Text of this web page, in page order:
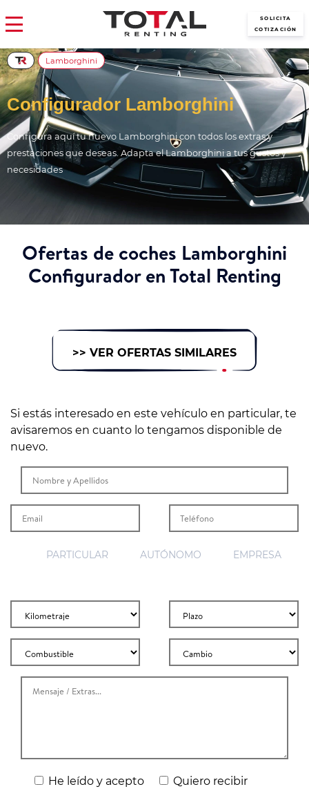
SOLICITA
COTIZACIÓN
Configurador Lamborghini
Configura aquí tu nuevo Lamborghini con todos los extras y
prestaciones que deseas. Adapta el Lamborghini a tus gustos y
necesidades
Lamborghini
Ofertas de coches Lamborghini
Configurador en Total Renting
>> VER OFERTAS SIMILARES
Si estás interesado en este vehículo en particular, te
avisaremos en cuanto lo tengamos disponible de
nuevo.
PARTICULAR AUTÓNOMO EMPRESA
He leído y acepto
Quiero recibir